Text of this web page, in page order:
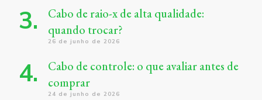
Cabo de raio-x de alta qualidade:
quando trocar?
26 de junho de 2026
Cabo de controle: o que avaliar antes de
comprar
24 de junho de 2026